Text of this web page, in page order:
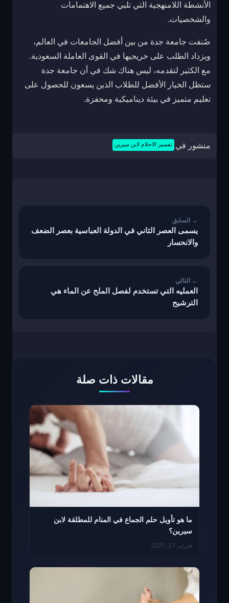
الأنشطة اللامنهجية التي تلبي جميع الاهتمامات
والشخصيات.
صُنفت جامعة جدة من بين أفضل الجامعات في العالم،
ويزداد الطلب على خريجيها في القوى العاملة السعودية.
مع الكثير لتقدمه، ليس هناك شك في أن جامعة جدة
ستظل الخيار الأفضل للطلاب الذين يسعون للحصول على
تعليم متميز في بيئة ديناميكية ومحفزة.
منشور في تفسير الاحلام لابن سيرين
يسمى العصر الثاني في الدولة العباسية بعصر الضعف
والانحسار
العمليه التي تستخدم لفصل الملح عن الماء هي
الترشيح
مقالات ذات صلة
ما هو تأويل حلم الجماع في المنام للمطلقة لابن
سيرين؟
فبراير 17, 2025